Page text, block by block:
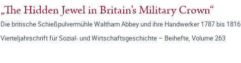
„The Hidden Jewel in Britain’s Military Crown“
Die britische Schießpulvermühle Waltham Abbey und ihre Handwerker 1787 bis 1816
Vierteljahrschrift für Sozial- und Wirtschaftsgeschichte – Beihefte, Volume 263